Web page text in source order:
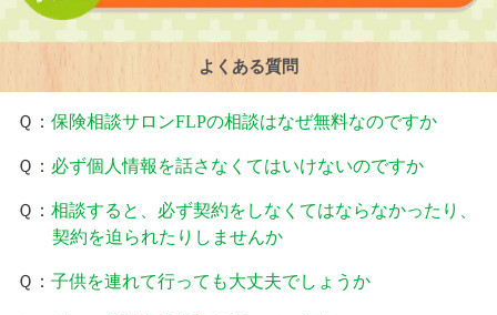
よくある質問
Ｑ： 保険相談サロンFLPの相談はなぜ無料なのですか
Ｑ： 必ず個人情報を話さなくてはいけないのですか
Ｑ： 相談すると、必ず契約をしなくてはならなかったり、
契約を迫られたりしませんか
Ｑ： 子供を連れて行っても大丈夫でしょうか